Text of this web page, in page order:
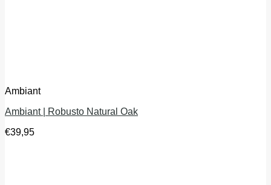
Ambiant
Ambiant | Robusto Natural Oak
€39,95